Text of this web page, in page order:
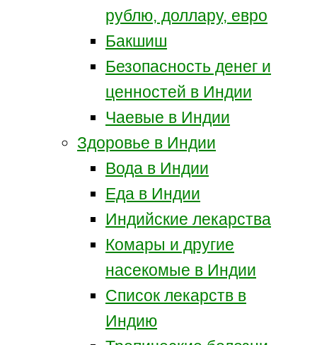
рублю, доллару, евро
Бакшиш
Безопасность денег и
ценностей в Индии
Чаевые в Индии
Здоровье в Индии
Вода в Индии
Еда в Индии
Индийские лекарства
Комары и другие
насекомые в Индии
Список лекарств в
Индию